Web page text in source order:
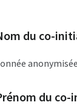
du co-
du